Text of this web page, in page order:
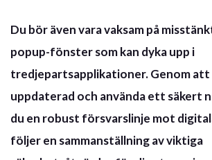
Du bör även vara vaksam på
popup-fönster som kan dyka upp i
tredjepartsapplikationer. Genom att
uppdaterad och använda ett säkert
du en robust försvarslinje mot
följer en sammanställning av viktiga